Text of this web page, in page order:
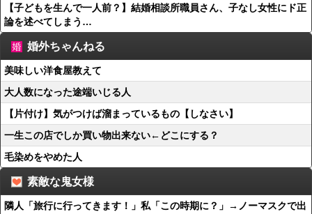
【子どもを生んで一人前？】結婚相談所職員さん、子なし女性にド正
論を述べてしまう…
婚外ちゃんねる
美味しい洋食屋教えて
大人数になった途端いじる人
【片付け】気がつけば溜まっているもの【しなさい】
一生この店でしか買い物出来ない←どこにする？
毛染めをやめた人
素敵な鬼女様
隣人「旅行に行ってきます！」私「この時期に？」→ノーマスクで出